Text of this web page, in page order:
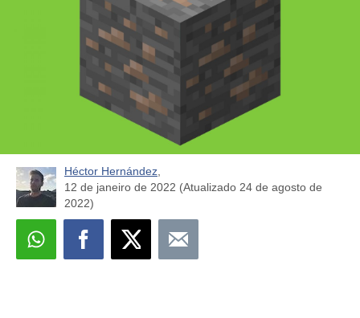
Héctor Hernández
12 de janeiro de 2022 (Atualizado 24 de agosto de
2022)